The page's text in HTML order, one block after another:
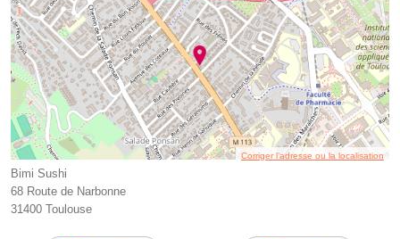
Corriger l’adresse ou la localisation
Bimi Sushi
68 Route de Narbonne
31400 Toulouse